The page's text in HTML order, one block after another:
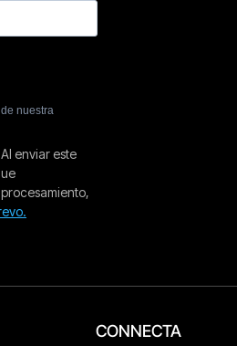
CONNECTA